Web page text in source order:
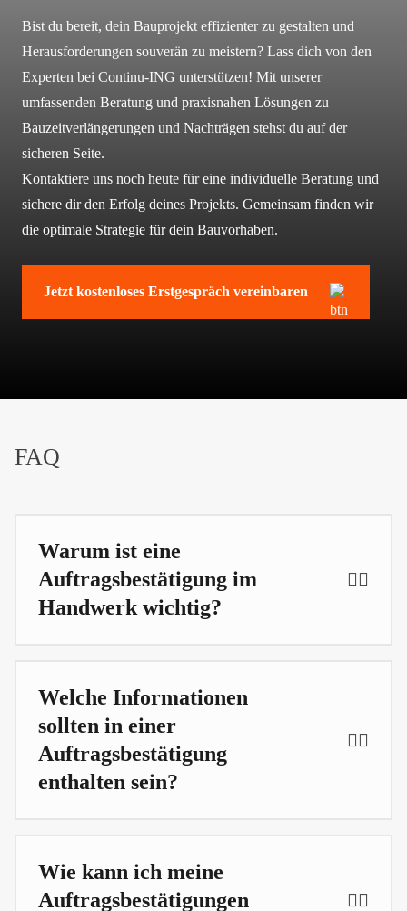
Bist du bereit, dein Bauprojekt effizienter zu gestalten und
Herausforderungen souverän zu meistern? Lass dich von den
Experten bei Continu-ING unterstützen! Mit unserer
umfassenden Beratung und praxisnahen Lösungen zu
Bauzeitverlängerungen und Nachträgen stehst du auf der
sicheren Seite.
Kontaktiere uns noch heute für eine individuelle Beratung und
sichere dir den Erfolg deines Projekts. Gemeinsam finden wir
die optimale Strategie für dein Bauvorhaben.
Jetzt kostenloses Erstgespräch vereinbaren
FAQ
Warum ist eine
Auftragsbestätigung im
Handwerk wichtig?
Missverständnisse zu vermeiden und rechtliche
Auseinandersetzungen zu verhindern.
Welche Informationen
sollten in einer
Auftragsbestätigung
enthalten sein?
AGB umfassen. Diese Details sorgen für
Transparenz und minimieren das Risiko von
Wie kann ich meine
Auftragsbestätigungen